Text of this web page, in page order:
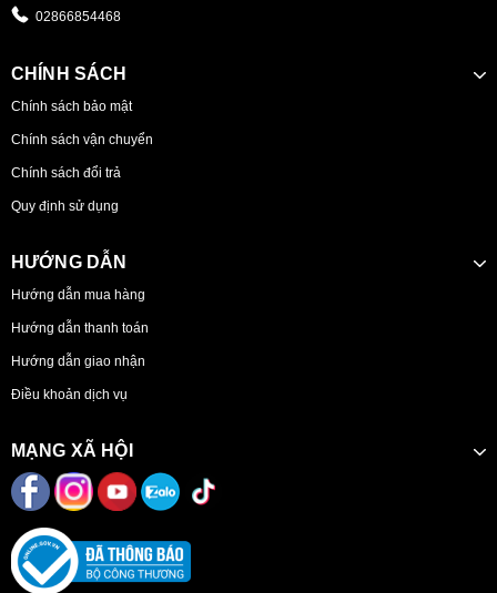
02866854468
CHÍNH SÁCH
Chính sách bảo mật
Chính sách vận chuyển
Chính sách đổi trả
Quy định sử dụng
HƯỚNG DẪN
Hướng dẫn mua hàng
Hướng dẫn thanh toán
Hướng dẫn giao nhận
Điều khoản dịch vụ
MẠNG XÃ HỘI